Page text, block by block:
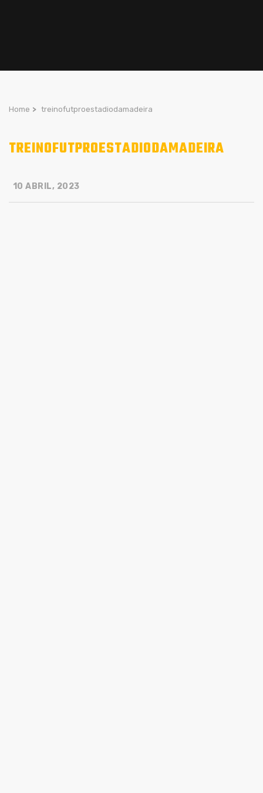
Home > treinofutproestadiodamadeira
TREINOFUTPROESTADIODAMADEIRA
10 ABRIL, 2023